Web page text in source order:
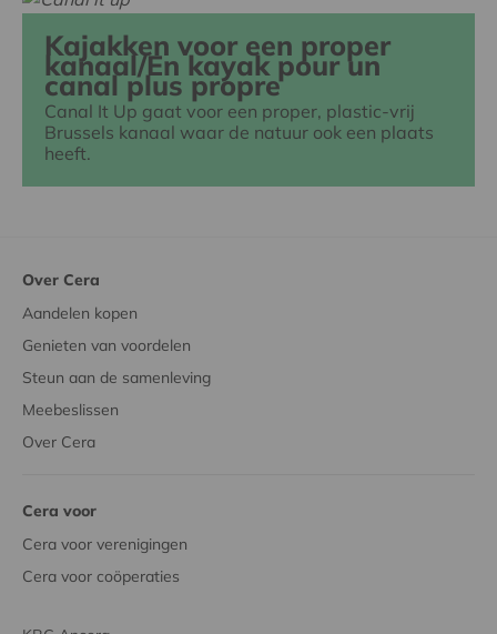
Kajakken voor een proper
kanaal/En kayak pour un
canal plus propre
Canal It Up gaat voor een proper, plastic-vrij
Brussels kanaal waar de natuur ook een plaats
heeft.
Over Cera
Aandelen kopen
Genieten van voordelen
Steun aan de samenleving
Meebeslissen
Over Cera
Cera voor
Cera voor verenigingen
Cera voor coöperaties